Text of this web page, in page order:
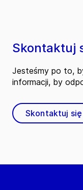
Skontaktuj
Jesteśmy po to,
informacji, by
Skontaktuj się